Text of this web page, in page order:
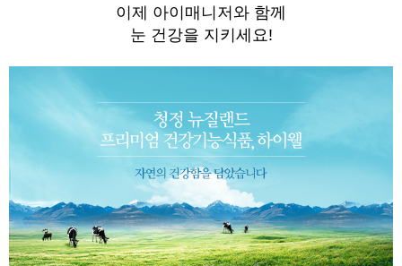
이제 아이매니저와 함께
눈 건강을 지키세요!